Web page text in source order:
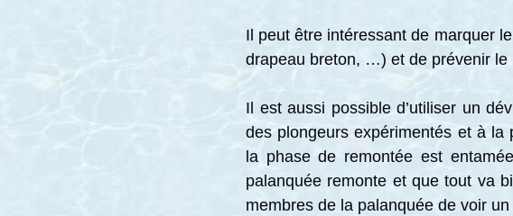
Il peut être intéressant de marquer
drapeau breton, …) et de prévenir le
Il est aussi possible d’utiliser un
des plongeurs expérimentés et à
la phase de remontée est
palanquée remonte et que tout va
membres de la palanquée de voir